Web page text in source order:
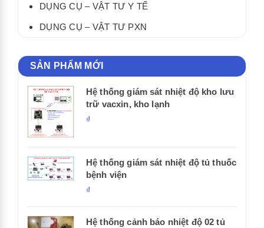
DỤNG CỤ – VẬT TƯ Y TẾ
DỤNG CỤ – VẬT TƯ PXN
SẢN PHẨM MỚI
Hệ thống giám sát nhiệt độ kho lưu
trữ vacxin, kho lạnh
₫
Hệ thống giám sát nhiệt độ tủ thuốc
bệnh viện
₫
Hệ thống cảnh báo nhiệt độ 02 tủ